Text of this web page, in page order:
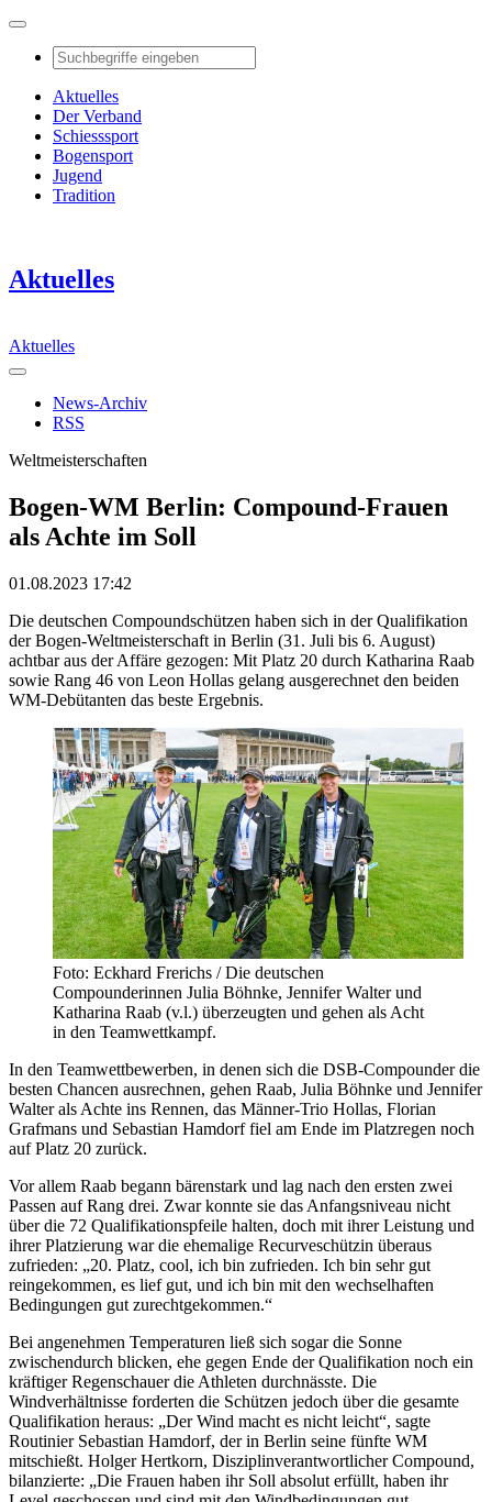
Aktuelles
Der Verband
Schiesssport
Bogensport
Jugend
Tradition
Aktuelles
Aktuelles
News-Archiv
RSS
Weltmeisterschaften
Bogen-WM Berlin: Compound-Frauen
als Achte im Soll
01.08.2023 17:42
Die deutschen Compoundschützen haben sich in der Qualifikation
der Bogen-Weltmeisterschaft in Berlin (31. Juli bis 6. August)
achtbar aus der Affäre gezogen: Mit Platz 20 durch Katharina Raab
sowie Rang 46 von Leon Hollas gelang ausgerechnet den beiden
WM-Debütanten das beste Ergebnis.
Foto: Eckhard Frerichs / Die deutschen
Compounderinnen Julia Böhnke, Jennifer Walter und
Katharina Raab (v.l.) überzeugten und gehen als Acht
in den Teamwettkampf.
In den Teamwettbewerben, in denen sich die DSB-Compounder die
besten Chancen ausrechnen, gehen Raab, Julia Böhnke und Jennifer
Walter als Achte ins Rennen, das Männer-Trio Hollas, Florian
Grafmans und Sebastian Hamdorf fiel am Ende im Platzregen noch
auf Platz 20 zurück.
Vor allem Raab begann bärenstark und lag nach den ersten zwei
Passen auf Rang drei. Zwar konnte sie das Anfangsniveau nicht
über die 72 Qualifikationspfeile halten, doch mit ihrer Leistung und
ihrer Platzierung war die ehemalige Recurveschützin überaus
zufrieden: „20. Platz, cool, ich bin zufrieden. Ich bin sehr gut
reingekommen, es lief gut, und ich bin mit den wechselhaften
Bedingungen gut zurechtgekommen.“
Bei angenehmen Temperaturen ließ sich sogar die Sonne
zwischendurch blicken, ehe gegen Ende der Qualifikation noch ein
kräftiger Regenschauer die Athleten durchnässte. Die
Windverhältnisse forderten die Schützen jedoch über die gesamte
Qualifikation heraus: „Der Wind macht es nicht leicht“, sagte
Routinier Sebastian Hamdorf, der in Berlin seine fünfte WM
mitschießt. Holger Hertkorn, Disziplinverantwortlicher Compound,
bilanzierte: „Die Frauen haben ihr Soll absolut erfüllt, haben ihr